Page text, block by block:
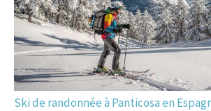
Ski de randonnée à Panticosa en